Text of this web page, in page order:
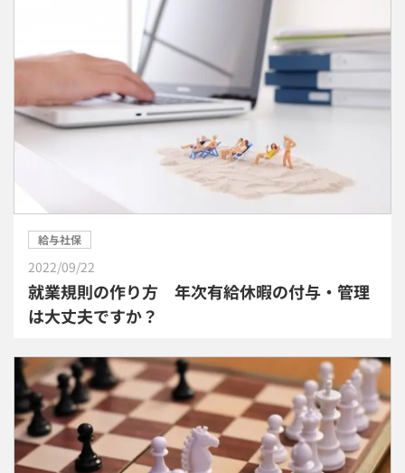
給与社保
2022/09/22
就業規則の作り方 年次有給休暇の付与・管理
は大丈夫ですか？